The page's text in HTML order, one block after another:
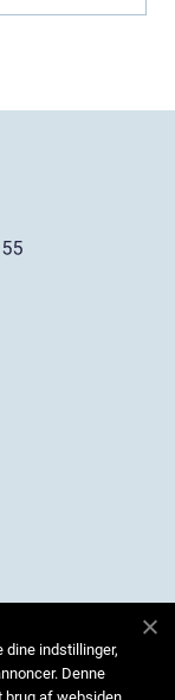
dine indstillinger,
Denne